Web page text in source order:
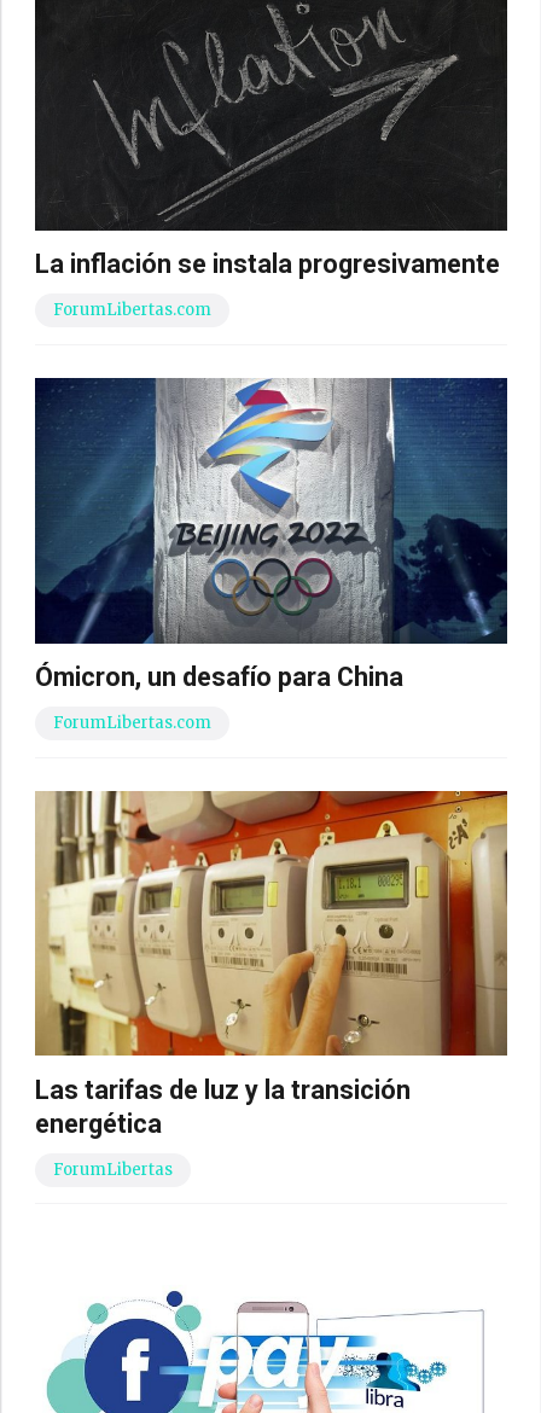
La inflación se instala progresivamente
ForumLibertas.com
Ómicron, un desafío para China
ForumLibertas.com
Las tarifas de luz y la transición
energética
ForumLibertas